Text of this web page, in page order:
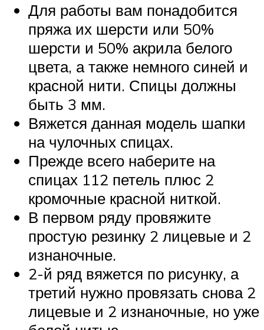
Для работы вам понадобится
пряжа их шерсти или 50%
шерсти и 50% акрила белого
цвета, а также немного синей и
красной нити. Спицы должны
быть 3 мм.
Вяжется данная модель шапки
на чулочных спицах.
Прежде всего наберите на
спицах 112 петель плюс 2
кромочные красной ниткой.
В первом ряду провяжите
простую резинку 2 лицевые и 2
изнаночные.
2-й ряд вяжется по рисунку, а
третий нужно провязать снова 2
лицевые и 2 изнаночные, но уже